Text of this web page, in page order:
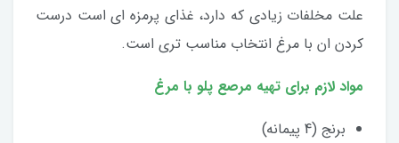
علت مخلفات زیادی که دارد، غذای پر‌مزه ای است درست
کردن ان با مرغ انتخاب مناسب تری است.
مواد لازم برای تهیه مرصع پلو با مرغ
برنج (4 پیمانه)